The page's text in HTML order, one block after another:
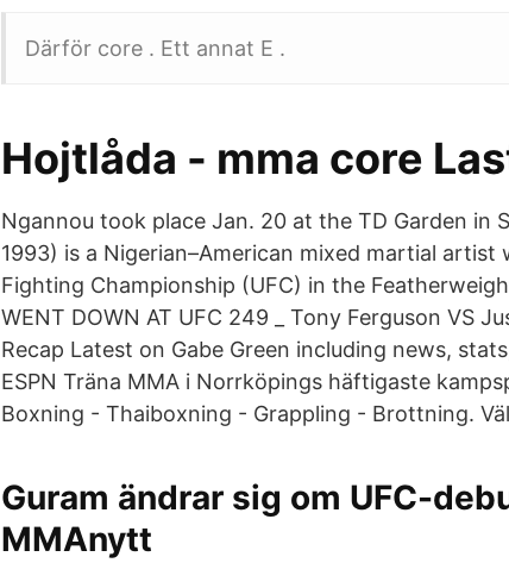
Därför core . Ett annat E .
Hojtlåda - mma core
Ngannou took place Jan. 20 at the TD Garden in
1993) is a Nigerian–American mixed martial
Fighting Championship (UFC) in the
WENT DOWN AT UFC 249 _ Tony Ferguson VS
Recap Latest on Gabe Green including news,
ESPN Träna MMA i Norrköpings häftigaste
Boxning - Thaiboxning - Grappling - Brottning.
Guram ändrar sig om UFC-
MMAnytt